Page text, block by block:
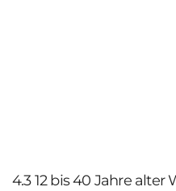
4.3 12 bis 40 Jahre alter